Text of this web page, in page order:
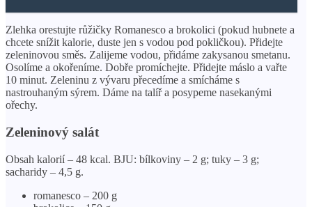
Zlehka orestujte růžičky Romanesco a brokolici (pokud hubnete a
chcete snížit kalorie, duste jen s vodou pod pokličkou). Přidejte
zeleninovou směs. Zalijeme vodou, přidáme zakysanou smetanu.
Osolíme a okořeníme. Dobře promíchejte. Přidejte máslo a vařte
10 minut. Zeleninu z vývaru přecedíme a smícháme s
nastrouhaným sýrem. Dáme na talíř a posypeme nasekanými
ořechy.
Zeleninový salát
Obsah kalorií – 48 kcal. BJU: bílkoviny – 2 g; tuky – 3 g;
sacharidy – 4,5 g.
romanesco – 200 g